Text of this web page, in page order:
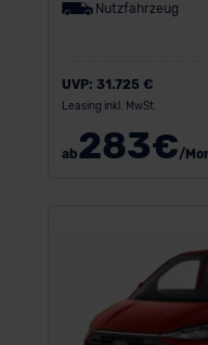
Nutzfahrzeug
UVP: 31.725 €
Leasing inkl. MwSt.
ab283€/